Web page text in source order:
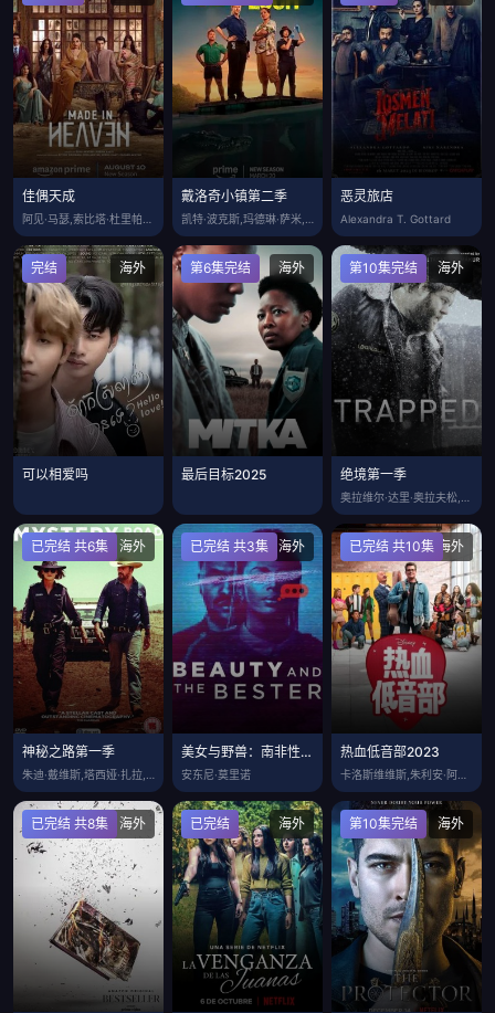
佳偶天成 戴洛奇小镇第二季 恶灵旅店
Alexandra T. Gottard
海外
完结
可以相爱吗
海外
第6集完结
最后目标2025
海外
第10集完结
绝境第一季
海外
已完结 共6集
神秘之路第一季
海外
已完结 共3集
美女与野兽：南非性侵犯越狱事件簿第一季
安东尼·莫里诺
海外
已完结 共10集
热血低音部2023
海外
已完结 共8集 海外
已完结 海外
第10集完结